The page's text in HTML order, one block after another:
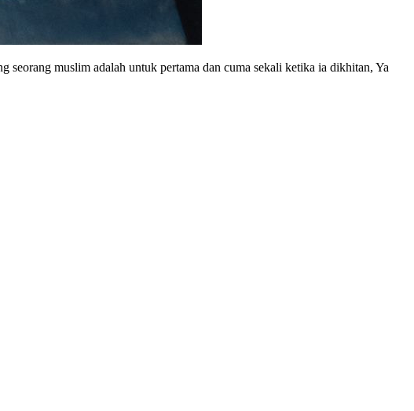
seorang muslim adalah untuk pertama dan cuma sekali ketika ia dikhitan, Ya